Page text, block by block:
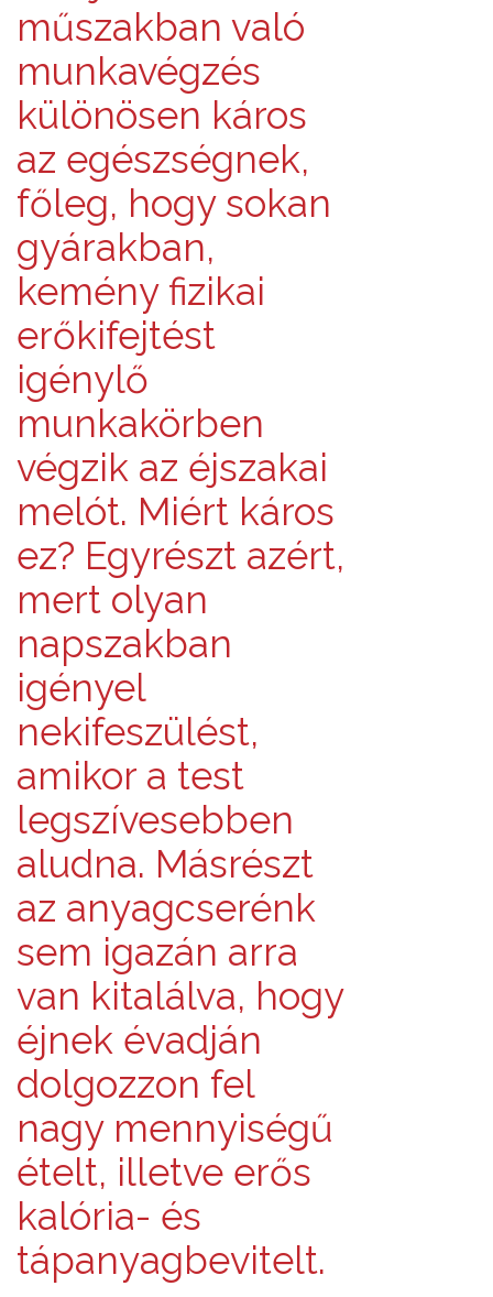
műszakban való
munkavégzés
különösen káros
az egészségnek,
főleg, hogy sokan
gyárakban,
kemény fizikai
erőkifejtést
igénylő
munkakörben
végzik az éjszakai
melót. Miért káros
ez? Egyrészt azért,
mert olyan
napszakban
igényel
nekifeszülést,
amikor a test
legszívesebben
aludna. Másrészt
az anyagcserénk
sem igazán arra
van kitalálva, hogy
éjnek évadján
dolgozzon fel
nagy mennyiségű
ételt, illetve erős
kalória- és
tápanyagbevitelt.